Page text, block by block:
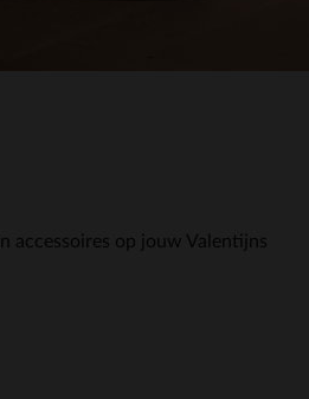
accessoires op jouw Valentijns